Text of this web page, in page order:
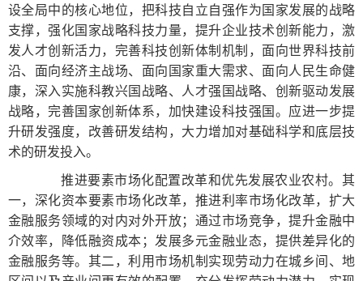
设全局中的核心地位，把科技自立自强作为国家发展的战略
支撑，强化国家战略科技力量，提升企业技术创新能力，激
发人才创新活力，完善科技创新体制机制，面向世界科技前
沿、面向经济主战场、面向国家重大需求、面向人民生命健
康，深入实施科教兴国战略、人才强国战略、创新驱动发展
战略，完善国家创新体系，加快建设科技强国。应进一步提
升研发强度，改善研发结构，大力增加对基础科学和底层技
术的研发投入。
推进要素市场化配置改革和优先发展农业农村。其
一，深化资本要素市场化改革，推进利率市场化改革，扩大
金融服务领域的对内对外开放；通过市场竞争，提升金融中
介效率，降低融资成本；发展多元金融业态，提供差异化的
金融服务等。其二，利用市场机制实现劳动力在城乡间、地